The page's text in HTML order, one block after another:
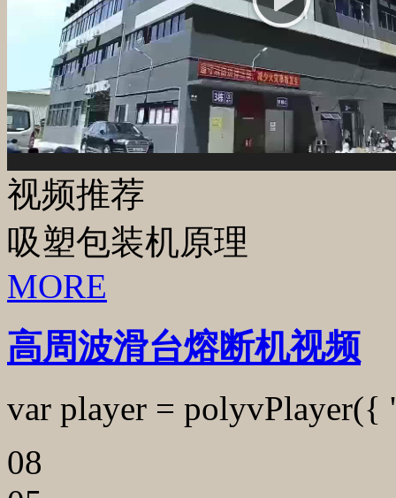
视频推荐
吸塑包装机原理
MORE
高周波滑台熔断机视频
var player = polyvPlayer({
08